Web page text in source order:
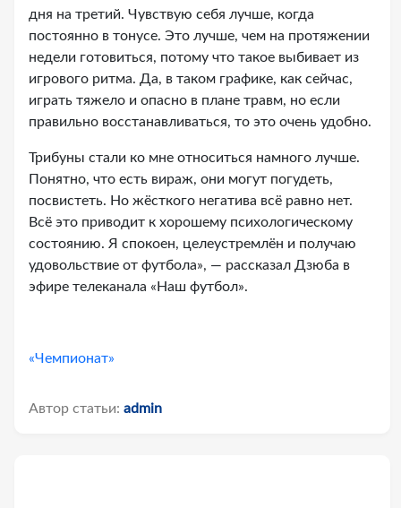
дня на третий. Чувствую себя лучше, когда
постоянно в тонусе. Это лучше, чем на протяжении
недели готовиться, потому что такое выбивает из
игрового ритма. Да, в таком графике, как сейчас,
играть тяжело и опасно в плане травм, но если
правильно восстанавливаться, то это очень удобно.
Трибуны стали ко мне относиться намного лучше.
Понятно, что есть вираж, они могут погудеть,
посвистеть. Но жёсткого негатива всё равно нет.
Всё это приводит к хорошему психологическому
состоянию. Я спокоен, целеустремлён и получаю
удовольствие от футбола», — рассказал Дзюба в
эфире телеканала «Наш футбол».
«Чемпионат»
Автор статьи: admin